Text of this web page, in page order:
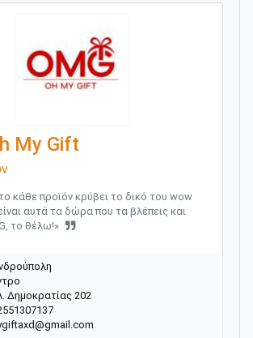
My Gift
κάθε προϊόν κρύβει το δικό του wow
αυτά τα δώρα που τα βλέπεις και
το θέλω!»
Δημοκρατίας 202